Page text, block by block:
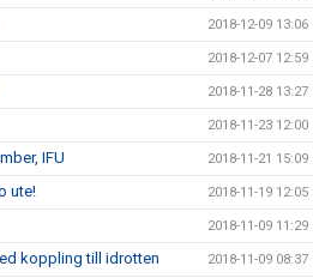
2018-12-09 13:06
2018-12-07 12:59
2018-11-28 13:27
2018-11-23 12:00
IFU 2018-11-21 15:09
ute! 2018-11-19 12:05
2018-11-09 11:29
koppling till idrotten 2018-11-09 08:37